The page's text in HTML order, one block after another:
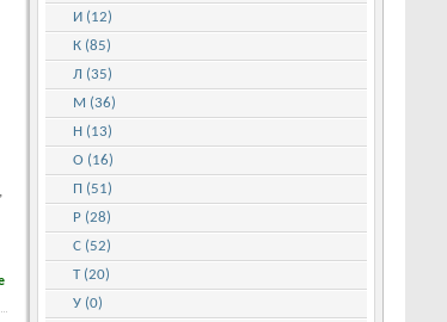
И (12)
К (85)
Л (35)
М (36)
Н (13)
О (16)
П (51)
Р (28)
С (52)
Т (20)
У (0)